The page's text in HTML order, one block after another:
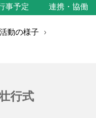
事予定 連携・協働
動の様子
›
行式